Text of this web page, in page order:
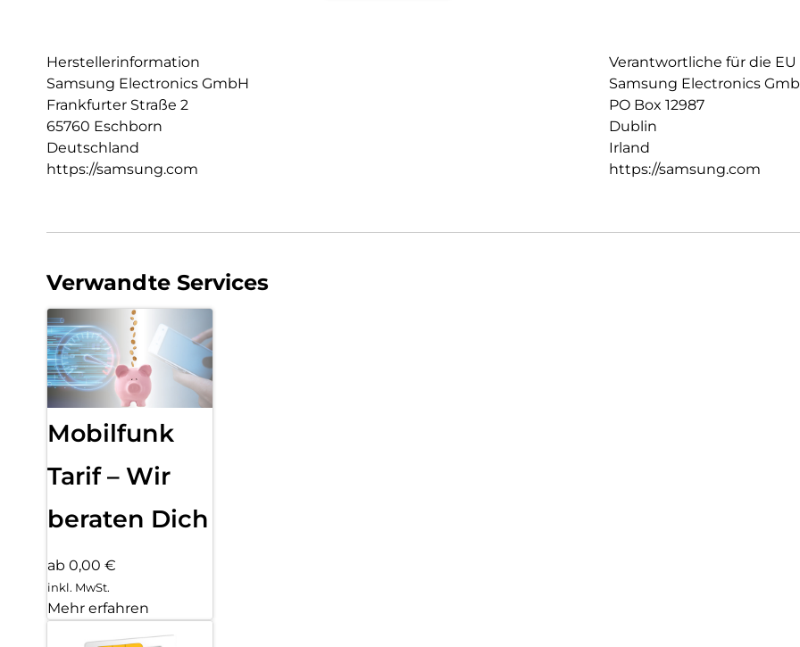
Herstellerinformation
Samsung Electronics GmbH
Frankfurter Straße 2
65760 Eschborn
Deutschland
https://samsung.com
Verantwortliche für die EU
Samsung Electronics
PO Box 12987
Dublin
Irland
https://samsung.com
Verwandte Services
Mobilfunk
Tarif – Wir
beraten Dich
ab 0,00 €
inkl. MwSt.
Mehr erfahren